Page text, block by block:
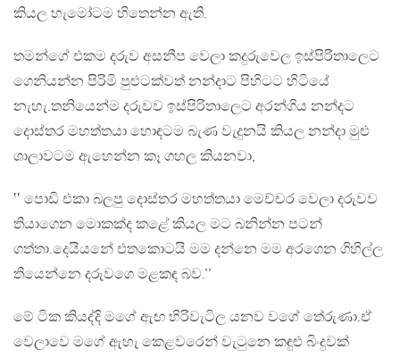
කියල හැමෝටම හිතෙන්න ඇති.
තමන්ගේ එකම දරුව අසනීප වෙලා කදුරුවෙල ඉස්පිරිතාලෙට
ගෙනියන්න පිරිමි පුළුටක්වත් නන්දාට පිහිටට හිටියේ
නැහැ.තනියෙන්ම දරුවව ඉස්පිරිතාලෙට අරන්ගිය නන්දට
දොස්තර මහත්තයා හොඳටම බැණ වැදුනයි කියල නන්දා මුළු
ශාලාවටම ඇහෙන්න කෑ ගහල කියනවා,
‛‛ පොඩි එකා බලපු දොස්තර මහත්තයා මෙච්චර වෙලා දරුවව
තියාගෙන මොකක්ද කළේ කියල මට බනින්න පටන්
ගත්තා.දෙයියනේ එතකොටයි මම දන්නෙ මම අරගෙන ගිහිල්ල
තියෙන්නෙ දරුවගෙ මළකඳ බව.’’
මේ ටික කියද්දි මගේ ඇඟ හිරිවැටිල යනව වගේ තේරුණා.ඒ
වෙලාවෙ මගේ ඇහැ කෙළවරෙන් වැටුනෙ කඳුළු බිංදුවක්